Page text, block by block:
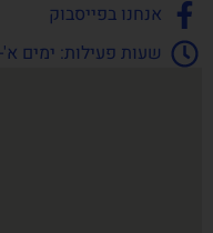
אנחנו בפייסבוק
שעות פעילות: ימים א'-ה' 8:45-